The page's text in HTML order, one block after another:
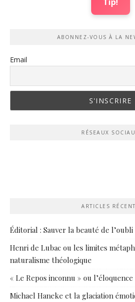
ABONNEZ-VOUS À LA
Email
RÉSEAUX
ARTICLES
Éditorial : Sauver la beauté de l’oubli
Henri de Lubac ou les limites
naturalisme théologique
« Le Repos inconnu » ou
Michael Haneke et la glaciation